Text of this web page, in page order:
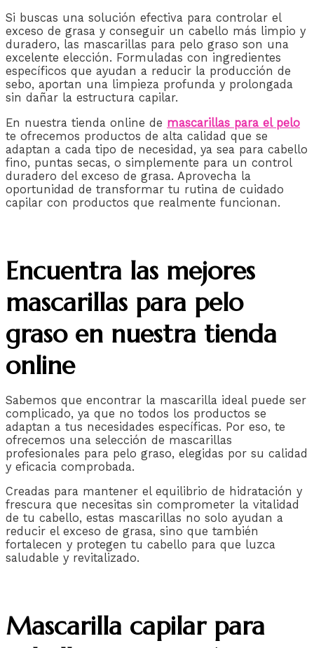
Si buscas una solución efectiva para controlar el
exceso de grasa y conseguir un cabello más limpio y
duradero, las mascarillas para pelo graso son una
excelente elección. Formuladas con ingredientes
específicos que ayudan a reducir la producción de
sebo, aportan una limpieza profunda y prolongada
sin dañar la estructura capilar.
En nuestra tienda online de mascarillas para el pelo
te ofrecemos productos de alta calidad que se
adaptan a cada tipo de necesidad, ya sea para cabello
fino, puntas secas, o simplemente para un control
duradero del exceso de grasa. Aprovecha la
oportunidad de transformar tu rutina de cuidado
capilar con productos que realmente funcionan.
Encuentra las mejores
mascarillas para pelo
graso en nuestra tienda
online
Sabemos que encontrar la mascarilla ideal puede ser
complicado, ya que no todos los productos se
adaptan a tus necesidades específicas. Por eso, te
ofrecemos una selección de mascarillas
profesionales para pelo graso, elegidas por su calidad
y eficacia comprobada.
Creadas para mantener el equilibrio de hidratación y
frescura que necesitas sin comprometer la vitalidad
de tu cabello, estas mascarillas no solo ayudan a
reducir el exceso de grasa, sino que también
fortalecen y protegen tu cabello para que luzca
saludable y revitalizado.
Mascarilla capilar para